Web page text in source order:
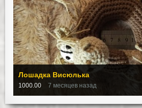
Лошадка Висюлька
1000.00 7 месяцев назад